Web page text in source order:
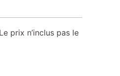
prix n’inclus pas le